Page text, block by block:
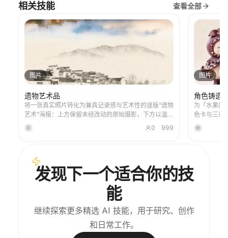
相关技能 查看全部
图片
遗物艺术品
将一张真实照片转化为兼具记录感与艺术性的竖版“遗物
艺术”海报：上方保留未经改动的原始摄影，下方以温暖
纸张或克制的光影空间，压缩出一枚源自照片的记忆性
图形。它不是普通插画或装饰海报，而是用少量墨色块
体即使在缩略图中也保持辨识度。画面整体强调安静、
克制和现代版画般的质感，色彩从原图提取，以深蓝、
墨黑、灰绿、石色或低饱和暖色为主，并在合适时加入
一处微小的暖色标记。标题通常保持极小、诗意而像展
列、建筑与城市影像海报、抽象编辑摄影、画廊感照片
封面，以及适用于抖音等移动端传播的视觉系列。最终
作品会保留原照片的真实内容，同时在下方建立一个具
有稳定系列感的“记忆印记”，让每张照片都拥有独立的
积 0 999
图片
角色铸造
为「水果的
色卡与三视
查。使用
浪费情况。
鲜
发现下一个适合你的技
能
继续探索更多精选 AI 技能，用于研究、创作
和日常工作。